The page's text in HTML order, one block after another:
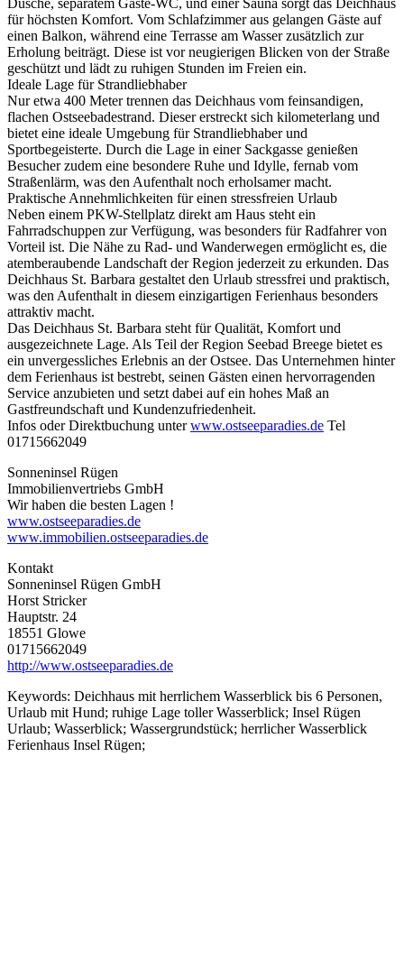
Dusche, separatem Gäste-WC, und einer Sauna sorgt das Deichhaus
für höchsten Komfort. Vom Schlafzimmer aus gelangen Gäste auf
einen Balkon, während eine Terrasse am Wasser zusätzlich zur
Erholung beiträgt. Diese ist vor neugierigen Blicken von der Straße
geschützt und lädt zu ruhigen Stunden im Freien ein.
Ideale Lage für Strandliebhaber
Nur etwa 400 Meter trennen das Deichhaus vom feinsandigen,
flachen Ostseebadestrand. Dieser erstreckt sich kilometerlang und
bietet eine ideale Umgebung für Strandliebhaber und
Sportbegeisterte. Durch die Lage in einer Sackgasse genießen
Besucher zudem eine besondere Ruhe und Idylle, fernab vom
Straßenlärm, was den Aufenthalt noch erholsamer macht.
Praktische Annehmlichkeiten für einen stressfreien Urlaub
Neben einem PKW-Stellplatz direkt am Haus steht ein
Fahrradschuppen zur Verfügung, was besonders für Radfahrer von
Vorteil ist. Die Nähe zu Rad- und Wanderwegen ermöglicht es, die
atemberaubende Landschaft der Region jederzeit zu erkunden. Das
Deichhaus St. Barbara gestaltet den Urlaub stressfrei und praktisch,
was den Aufenthalt in diesem einzigartigen Ferienhaus besonders
attraktiv macht.
Das Deichhaus St. Barbara steht für Qualität, Komfort und
ausgezeichnete Lage. Als Teil der Region Seebad Breege bietet es
ein unvergessliches Erlebnis an der Ostsee. Das Unternehmen hinter
dem Ferienhaus ist bestrebt, seinen Gästen einen hervorragenden
Service anzubieten und setzt dabei auf ein hohes Maß an
Gastfreundschaft und Kundenzufriedenheit.
Infos oder Direktbuchung unterwww.ostseeparadies.de Tel
01715662049
Sonneninsel Rügen
Immobilienvertriebs GmbH
Wir haben die besten Lagen !
www.ostseeparadies.de
www.immobilien.ostseeparadies.de
Kontakt
Sonneninsel Rügen GmbH
Horst Stricker
Hauptstr. 24
18551 Glowe
01715662049
http://www.ostseeparadies.de
Keywords: Deichhaus mit herrlichem Wasserblick bis 6 Personen,
Urlaub mit Hund; ruhige Lage toller Wasserblick; Insel Rügen
Urlaub; Wasserblick; Wassergrundstück; herrlicher Wasserblick
Ferienhaus Insel Rügen;